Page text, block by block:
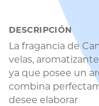
DESCRIPCIÓN
La fragancia de
velas,
ya que posee un
combina
desee elaborar